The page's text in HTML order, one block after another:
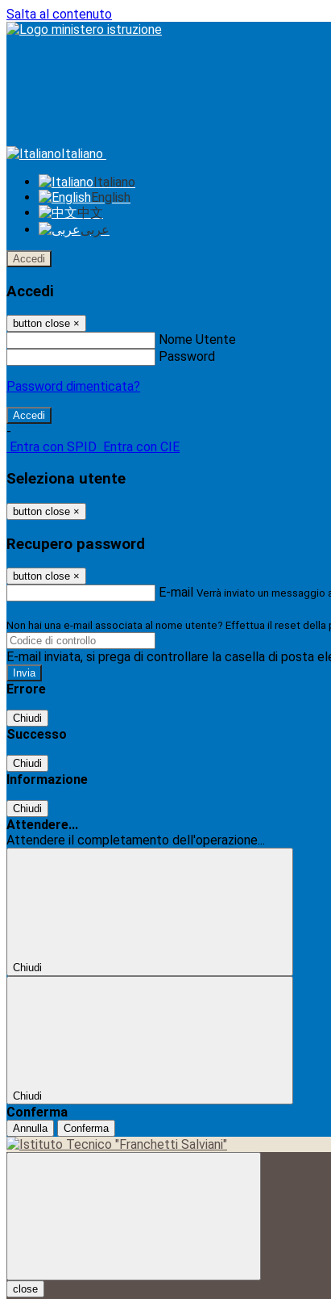
Salta al contenuto
Italiano
Italiano
English
中文
عربى
Accedi
Accedi
button close ×
Nome Utente
Password
Password dimenticata?
-
Entra con SPID
Entra con CIE
Seleziona utente
button close ×
Recupero password
button close ×
E-mail Verrà inviato un
Non hai una e-mail associata al nome utente? Effettua il reset
E-mail inviata, si prega di controllare la casella di posta
Errore
Chiudi
Successo
Chiudi
Informazione
Chiudi
Attendere...
Attendere il completamento dell'operazione...
Chiudi
Chiudi
Conferma
Annulla Conferma
close